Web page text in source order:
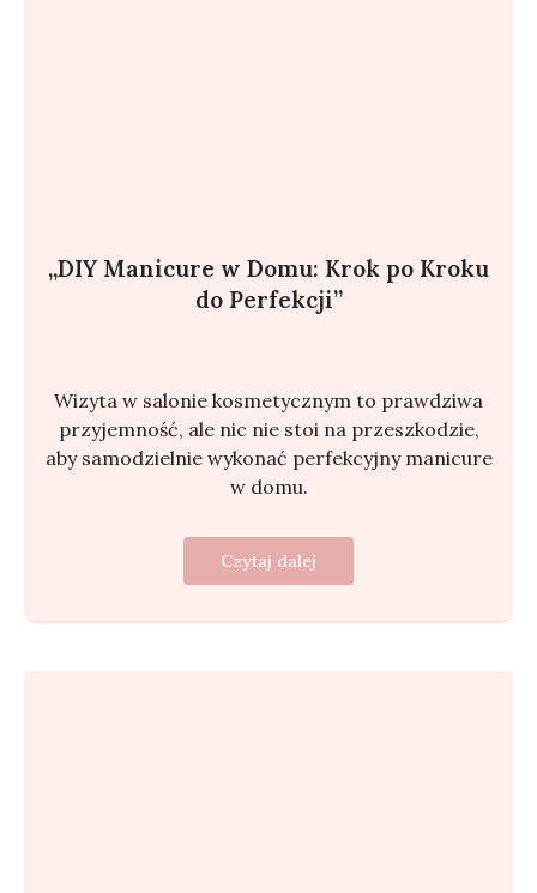
„DIY Manicure w Domu: Krok po Kroku
do Perfekcji”
Wizyta w salonie kosmetycznym to prawdziwa
przyjemność, ale nic nie stoi na przeszkodzie,
aby samodzielnie wykonać perfekcyjny manicure
w domu.
Czytaj dalej